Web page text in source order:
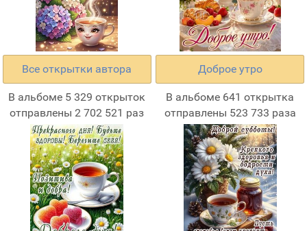
Все открытки автора
В альбоме 5 329 открыток
отправлены 2 702 521 раз
Доброе утро
В альбоме 641 открытка
отправлены 523 733 раза